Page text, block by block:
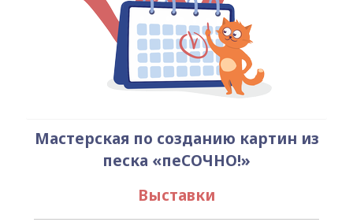
Мастерская по созданию картин из
песка «пеСОЧНО!»
Выставки